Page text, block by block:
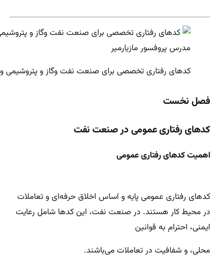
کدهای رفتاری تخصصی برای صنعت نفت وگاز و پتروشیمی
فصل نخست
کدهای رفتاری عمومی در صنعت نفت
اهمیت کدهای رفتاری عمومی
کدهای رفتاری عمومی پایه و اساس اخلاق حرفه‌ای و تعاملات
در محیط کار هستند. در صنعت نفت، این کدها شامل رعایت
ایمنی، احترام به قوانین
محلی، و شفافیت در تعاملات می‌باشند.